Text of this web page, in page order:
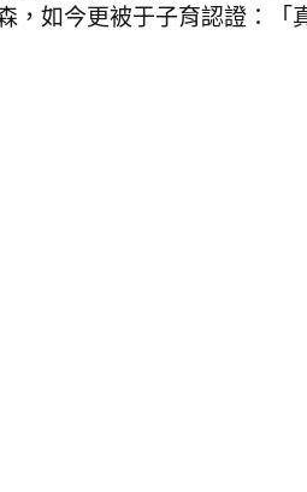
如今更被于子育認證：「